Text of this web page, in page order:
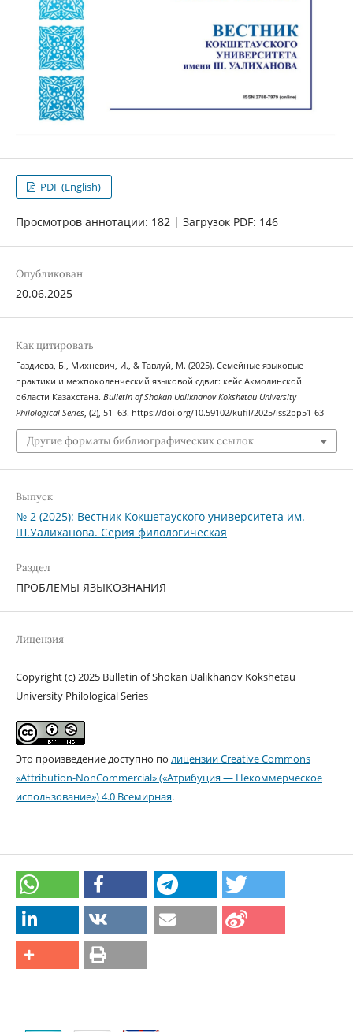
PDF (English)
Просмотров аннотации: 182 | Загрузок PDF: 146
Опубликован
20.06.2025
Как цитировать
Газдиева, Б., Михневич, И., & Тавлуй, М. (2025). Семейные языковые
практики и межпоколенческий языковой сдвиг: кейс Акмолинской
области Казахстана. Bulletin of Shokan Ualikhanov Kokshetau University
Philological Series, (2), 51–63. https://doi.org/10.59102/kufil/2025/iss2pp51-63
Другие форматы библиографических ссылок
Выпуск
№ 2 (2025): Вестник Кокшетауского университета им.
Ш.Уалиханова. Серия филологическая
Раздел
ПРОБЛЕМЫ ЯЗЫКОЗНАНИЯ
Лицензия
Copyright (c) 2025 Bulletin of Shokan Ualikhanov Kokshetau
University Philological Series
Это произведение доступно по лицензии Creative Commons
«Attribution-NonCommercial» («Атрибуция — Некоммерческое
использование») 4.0 Всемирная.